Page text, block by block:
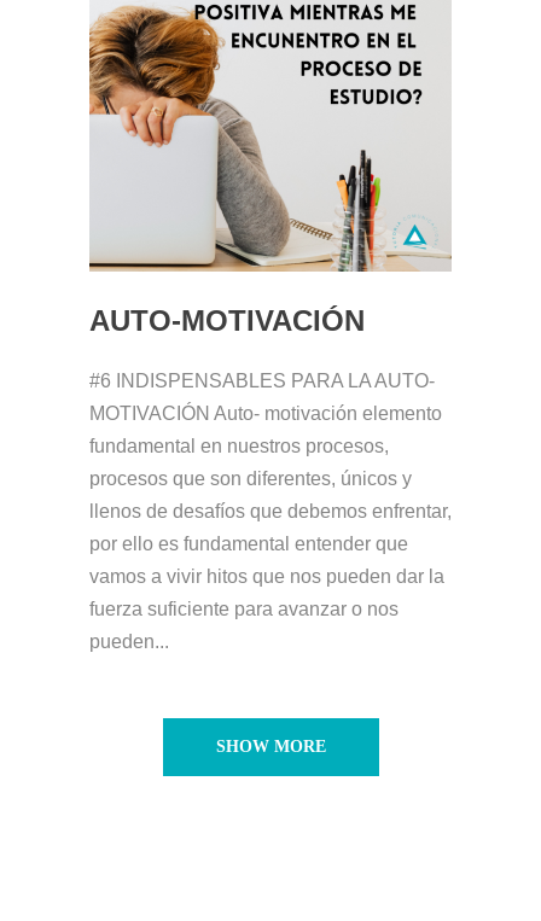
AUTO-MOTIVACIÓN
#6 INDISPENSABLES PARA LA AUTO-
MOTIVACIÓN Auto- motivación elemento
fundamental en nuestros procesos,
procesos que son diferentes, únicos y
llenos de desafíos que debemos enfrentar,
por ello es fundamental entender que
vamos a vivir hitos que nos pueden dar la
fuerza suficiente para avanzar o nos
pueden...
SHOW MORE